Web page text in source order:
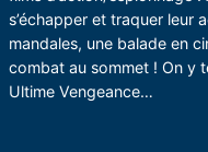
s’échapper et traquer leur
mandales, une balade en
combat au sommet ! On y
Ultime Vengeance…